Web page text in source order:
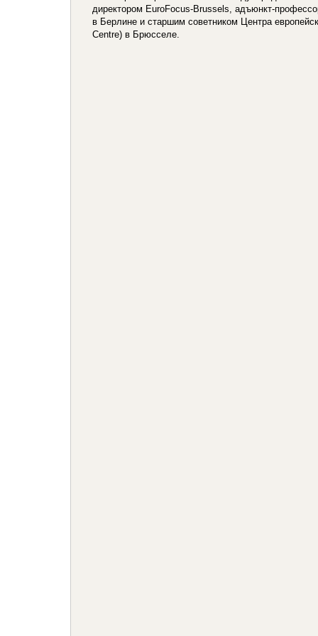
директором EuroFocus-Brussels, адъюнкт-
в Берлине и старшим советником Центра
Centre) в Брюсселе.